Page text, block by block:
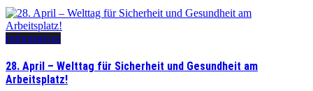
Informatives
28. April – Welttag für Sicherheit und Gesundheit am
Arbeitsplatz!